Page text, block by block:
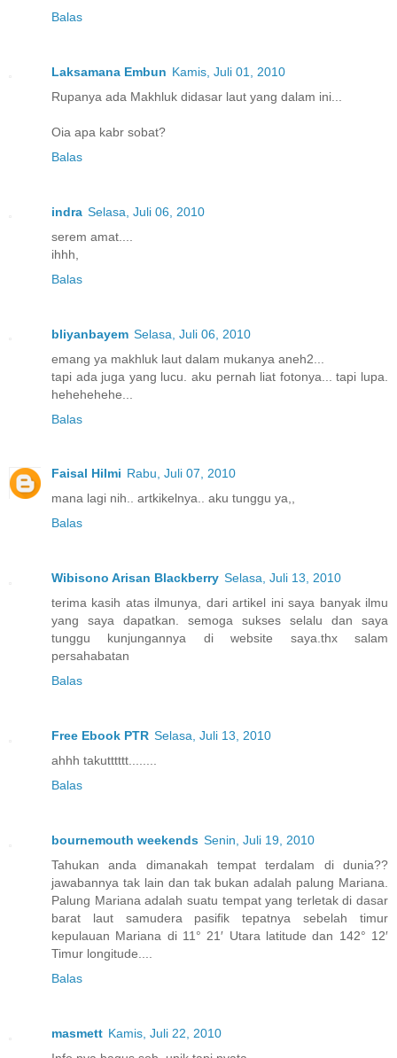
Balas
Laksamana Embun Kamis, Juli 01, 2010
Rupanya ada Makhluk didasar laut yang dalam ini...
Oia apa kabr sobat?
Balas
indra Selasa, Juli 06, 2010
serem amat....
ihhh,
Balas
bliyanbayem Selasa, Juli 06, 2010
emang ya makhluk laut dalam mukanya aneh2...
tapi ada juga yang lucu. aku pernah liat fotonya... tapi lupa.
hehehehehe...
Balas
Faisal Hilmi Rabu, Juli 07, 2010
mana lagi nih.. artkikelnya.. aku tunggu ya,,
Balas
Wibisono Arisan Blackberry Selasa, Juli 13, 2010
terima kasih atas ilmunya, dari artikel ini saya banyak ilmu
yang saya dapatkan. semoga sukses selalu dan saya
tunggu kunjungannya di website saya.thx salam
persahabatan
Balas
Free Ebook PTR Selasa, Juli 13, 2010
ahhh takutttttt........
Balas
bournemouth weekends Senin, Juli 19, 2010
Tahukan anda dimanakah tempat terdalam di dunia??
jawabannya tak lain dan tak bukan adalah palung Mariana.
Palung Mariana adalah suatu tempat yang terletak di dasar
barat laut samudera pasifik tepatnya sebelah timur
kepulauan Mariana di 11° 21′ Utara latitude dan 142° 12′
Timur longitude....
Balas
masmett Kamis, Juli 22, 2010